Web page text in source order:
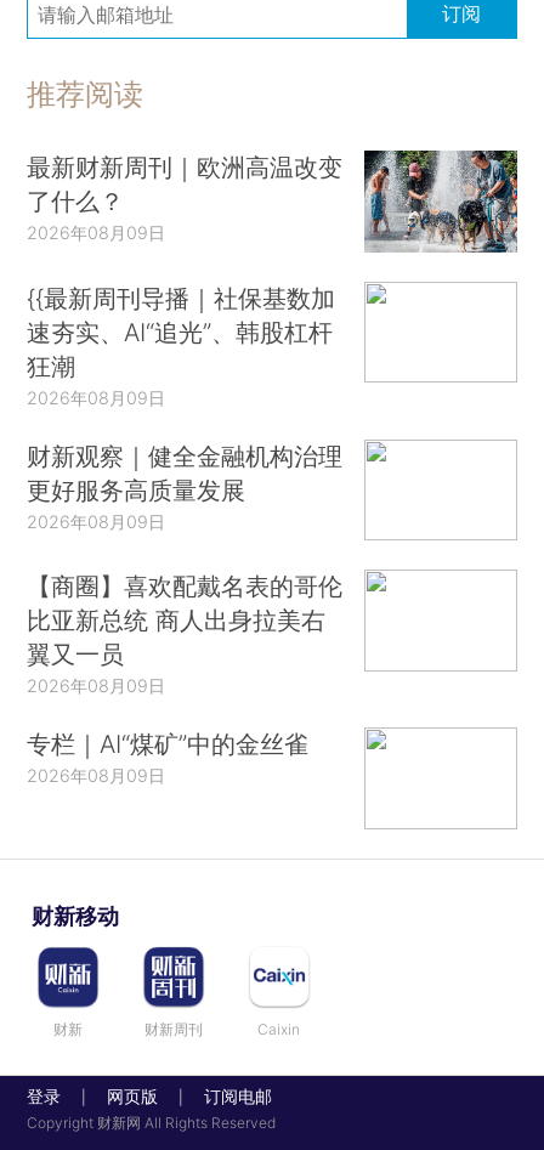
订阅
推荐阅读
最新财新周刊｜欧洲高温改变
了什么？
2026年08月09日
{{最新周刊导播｜社保基数加
速夯实、AI“追光”、韩股杠杆
狂潮
2026年08月09日
财新观察｜健全金融机构治理
更好服务高质量发展
2026年08月09日
【商圈】喜欢配戴名表的哥伦
比亚新总统 商人出身拉美右
翼又一员
2026年08月09日
专栏｜AI“煤矿”中的金丝雀
2026年08月09日
财新移动
财新 财新周刊 Caixin
登录 网页版 订阅电邮
Copyright 财新网 All Rights Reserved